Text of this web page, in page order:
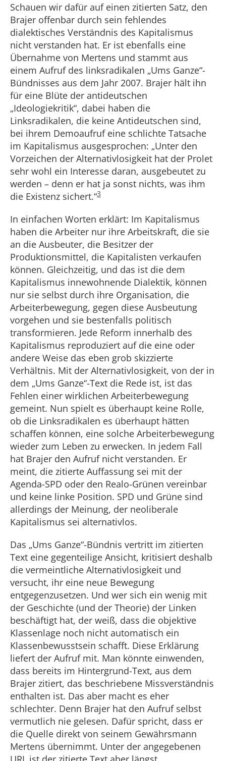
Schauen wir dafür auf einen zitierten Satz, den
Brajer offenbar durch sein fehlendes
dialektisches Verständnis des Kapitalismus
nicht verstanden hat. Er ist ebenfalls eine
Übernahme von Mertens und stammt aus
einem Aufruf des linksradikalen „Ums Ganze“-
Bündnisses aus dem Jahr 2007. Brajer hält ihn
für eine Blüte der antideutschen
„Ideologiekritik“, dabei haben die
Linksradikalen, die keine Antideutschen sind,
bei ihrem Demoaufruf eine schlichte Tatsache
im Kapitalismus ausgesprochen: „Unter den
Vorzeichen der Alternativlosigkeit hat der Prolet
sehr wohl ein Interesse daran, ausgebeutet zu
werden – denn er hat ja sonst nichts, was ihm
die Existenz sichert.“3
In einfachen Worten erklärt: Im Kapitalismus
haben die Arbeiter nur ihre Arbeitskraft, die sie
an die Ausbeuter, die Besitzer der
Produktionsmittel, die Kapitalisten verkaufen
können. Gleichzeitig, und das ist die dem
Kapitalismus innewohnende Dialektik, können
nur sie selbst durch ihre Organisation, die
Arbeiterbewegung, gegen diese Ausbeutung
vorgehen und sie bestenfalls politisch
transformieren. Jede Reform innerhalb des
Kapitalismus reproduziert auf die eine oder
andere Weise das eben grob skizzierte
Verhältnis. Mit der Alternativlosigkeit, von der in
dem „Ums Ganze“-Text die Rede ist, ist das
Fehlen einer wirklichen Arbeiterbewegung
gemeint. Nun spielt es überhaupt keine Rolle,
ob die Linksradikalen es überhaupt hätten
schaffen können, eine solche Arbeiterbewegung
wieder zum Leben zu erwecken. In jedem Fall
hat Brajer den Aufruf nicht verstanden. Er
meint, die zitierte Auffassung sei mit der
Agenda-SPD oder den Realo-Grünen vereinbar
und keine linke Position. SPD und Grüne sind
allerdings der Meinung, der neoliberale
Kapitalismus sei alternativlos.
Das „Ums Ganze“-Bündnis vertritt im zitierten
Text eine gegenteilige Ansicht, kritisiert deshalb
die vermeintliche Alternativlosigkeit und
versucht, ihr eine neue Bewegung
entgegenzusetzen. Und wer sich ein wenig mit
der Geschichte (und der Theorie) der Linken
beschäftigt hat, der weiß, dass die objektive
Klassenlage noch nicht automatisch ein
Klassenbewusstsein schafft. Diese Erklärung
liefert der Aufruf mit. Man könnte einwenden,
dass bereits im Hintergrund-Text, aus dem
Brajer zitiert, das beschriebene Missverständnis
enthalten ist. Das aber macht es eher
schlechter. Denn Brajer hat den Aufruf selbst
vermutlich nie gelesen. Dafür spricht, dass er
die Quelle direkt von seinem Gewährsmann
Mertens übernimmt. Unter der angegebenen